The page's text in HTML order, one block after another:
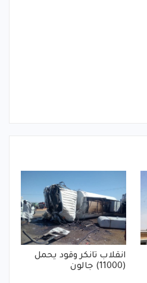
انقلاب تانكر وقود يحمل
(11000) جالون